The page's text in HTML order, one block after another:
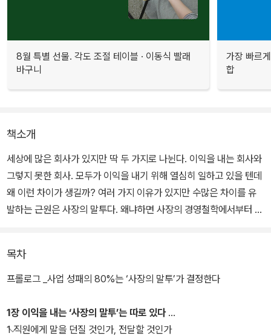
8월 특별 선물. 각도 조절 테이블 · 이동식 빨래
바구니
가장 빠르
합
책소개
세상에 많은 회사가 있지만 딱 두 가지로 나뉜다. 이익을 내는 회사와
그렇지 못한 회사. 모두가 이익을 내기 위해 열심히 일하고 있을 텐데
왜 이런 차이가 생길까? 여러 가지 이유가 있지만 수많은 차이를 유
발하는 근원은 사장의 말투다. 왜냐하면 사장의 경영철학에서부터 조
3만 명 넘는 리더와 경영자의 말투 개선을 통해 매출을 비약적으로
사장이 반드시 갖춰야 할 단 하나의 기술이 있다면 단연 말투의 기술
이라고 단언한다. 혹시 지금 매출이 떨어지고 있다면 직원에게 어떤
목차
프롤로그 _사업 성패의 80%는 ‘사장의 말투’가 결정한다
1장 이익을 내는 ‘사장의 말투’는 따로 있다
1 직원에게 말을 던질 것인가, 전달할 것인가